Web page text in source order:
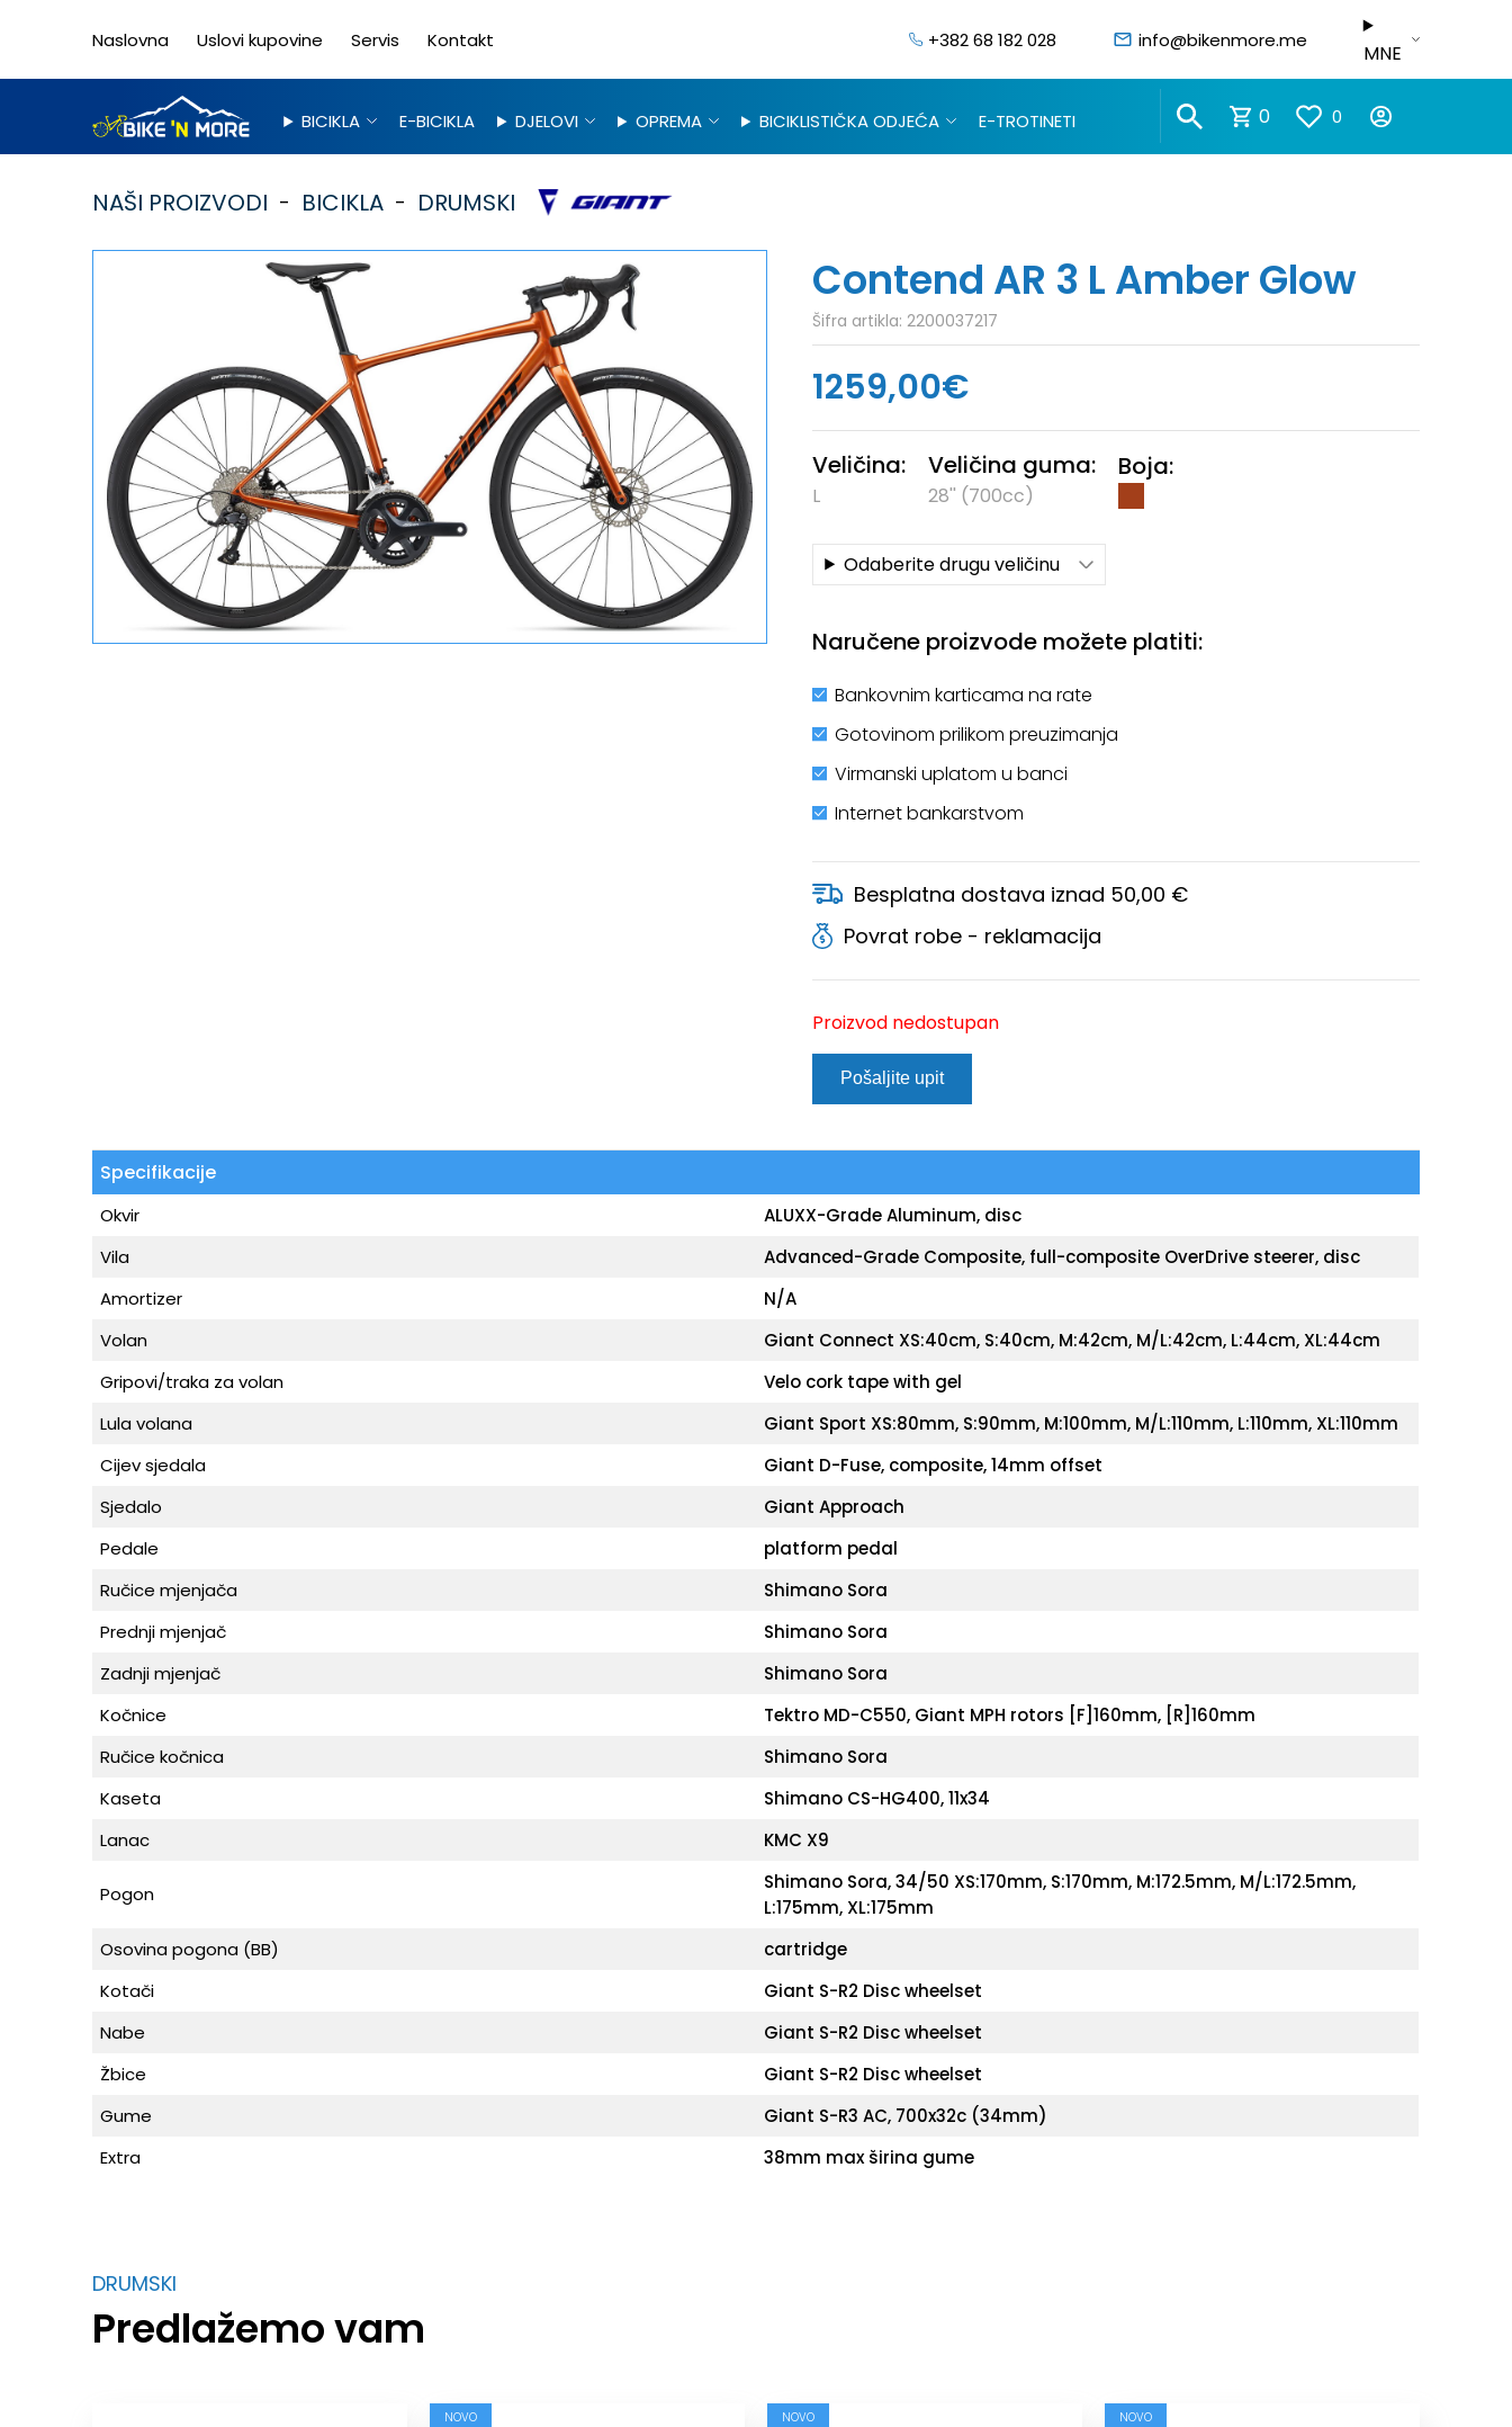
Naslovna Uslovi kupovine Servis Kontakt +382 68 182 028 info@bikenmore.me
MNE
BICIKLA E-BICIKLA DJELOVI OPREMA BICIKLISTIČKA ODJEĆA E-TROTINETI 0 0
NAŠI PROIZVODI BICIKLA DRUMSKI
Contend AR 3 L Amber Glow
Šifra artikla: 2200037217
1259,00€
Veličina:
L
Veličina guma:
28'' (700cc)
Boja:
Odaberite drugu veličinu
Naručene proizvode možete platiti:
Bankovnim karticama na rate
Gotovinom prilikom preuzimanja
Virmanski uplatom u banci
Internet bankarstvom
Besplatna dostava iznad 50,00 €
Povrat robe - reklamacija
Proizvod nedostupan
Pošaljite upit
Specifikacije
Okvir
ALUXX-Grade Aluminum, disc
Vila
Advanced-Grade Composite, full-composite OverDrive steerer, disc
Amortizer
N/A
Volan
Giant Connect XS:40cm, S:40cm, M:42cm, M/L:42cm, L:44cm, XL:44cm
Gripovi/traka za volan
Velo cork tape with gel
Lula volana
Giant Sport XS:80mm, S:90mm, M:100mm, M/L:110mm, L:110mm, XL:110mm
Cijev sjedala
Giant D-Fuse, composite, 14mm offset
Sjedalo
Giant Approach
Pedale
platform pedal
Ručice mjenjača
Shimano Sora
Prednji mjenjač
Shimano Sora
Zadnji mjenjač
Shimano Sora
Kočnice
Tektro MD-C550, Giant MPH rotors [F]160mm, [R]160mm
Ručice kočnica
Shimano Sora
Kaseta
Shimano CS-HG400, 11x34
Lanac
KMC X9
Pogon
Shimano Sora, 34/50 XS:170mm, S:170mm, M:172.5mm, M/L:172.5mm,
L:175mm, XL:175mm
Osovina pogona (BB)
cartridge
Kotači
Giant S-R2 Disc wheelset
Nabe
Giant S-R2 Disc wheelset
Žbice
Giant S-R2 Disc wheelset
Gume
Giant S-R3 AC, 700x32c (34mm)
Extra
38mm max širina gume
DRUMSKI
Predlažemo vam
NOVO NOVO NOVO